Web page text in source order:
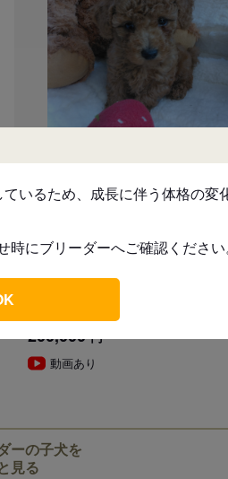
いるため、成長に伴う体格の変
にブリーダーへご確認ください
動物愛護法により、生後56日以
お引き渡し日はブリーダーとご
また天然記念物として指定されて
道犬、四国犬）に限り生後49日
措置が設けられています。
より、
対面説明・現物確認を実施する
ことが義務付けられております。
必ず事業所にて見学・対面を行っ
販売中 2024/02/21 更新
トイ・プードル
見学地：滋賀県
200,000 円
動画あり
ーの子犬を
見る